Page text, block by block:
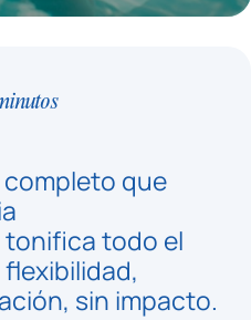
que
todo el
sin impacto.